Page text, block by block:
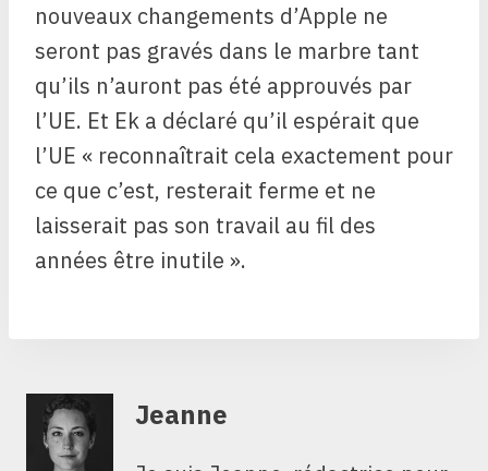
nouveaux changements d’Apple ne
seront pas gravés dans le marbre tant
qu’ils n’auront pas été approuvés par
l’UE. Et Ek a déclaré qu’il espérait que
l’UE « reconnaîtrait cela exactement pour
ce que c’est, resterait ferme et ne
laisserait pas son travail au fil des
années être inutile ».
Jeanne